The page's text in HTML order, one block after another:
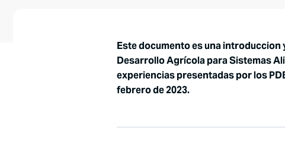
Este documento es una introduccion
Desarrollo Agrícola para Sistemas
experiencias presentadas por los
febrero de 2023.